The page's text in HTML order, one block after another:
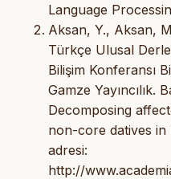
Language
Aksan, Y., Aksan,
Türkçe Ulusal
Bilişim Konferansı
Gamze Yayıncılık.
Decomposing
non-core datives in
adresi:
http://